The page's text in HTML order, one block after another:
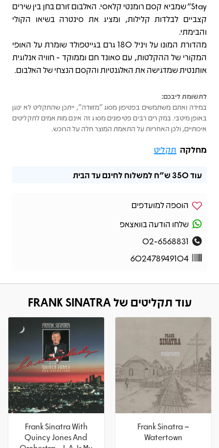
Stay" שמביא קסם רומנטי קלאסי. האלבום זורם בחן בין שירים
קצביים לבלדות קלילות, ומציג את סינטרה בשיאו הקולי
והבימתי.
מהדורת המונו על ויניל 180 גרם בגייטפולד שומרת על האופי
המקורי של ההקלטות, עם סאונד חם וממוקד - חוויה אנלוגית
אותנטית שמדגישה את האלגנטיות והקסם הנצחי של האלבום.
לתשומת ליבכם:
במידה ואתם משתמשים בפטיפון מסוג "מזוודה", ייתכן שהתקליט לא ינוגן
באופן מיטבי. במקרים רבים פטיפונים מסוג זה אינם מותאמים לתקליטים
איכותיים, ולכן האחריות על התאמת המוצר חלה על הרוכש.
מחלקה תקליט
עוד350 ש"ח למשלוח לחינם עד הבית
הוספה למועדפים
שלחו הודעה בוואצאפ
02-6568831
602478949104
עוד תקליטים של FRANK SINATRA
Frank Sinatra –
Watertown
Frank Sinatra With
Quincy Jones And